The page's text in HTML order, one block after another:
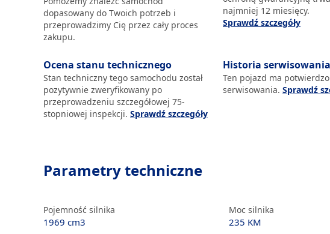
dopasowany do Twoich potrzeb i
przeprowadzimy Cię przez cały proces
zakupu.
najmniej 12 miesięcy.
Sprawdź szczegóły
Ocena stanu technicznego
Stan techniczny tego samochodu został
pozytywnie zweryfikowany po
przeprowadzeniu szczegółowej 75-
stopniowej inspekcji. Sprawdź szczegóły
Historia serwisowania
Ten pojazd ma
serwisowania. Sprawdź
Parametry techniczne
Pojemność silnika
1969 cm3
Moc silnika
235 KM